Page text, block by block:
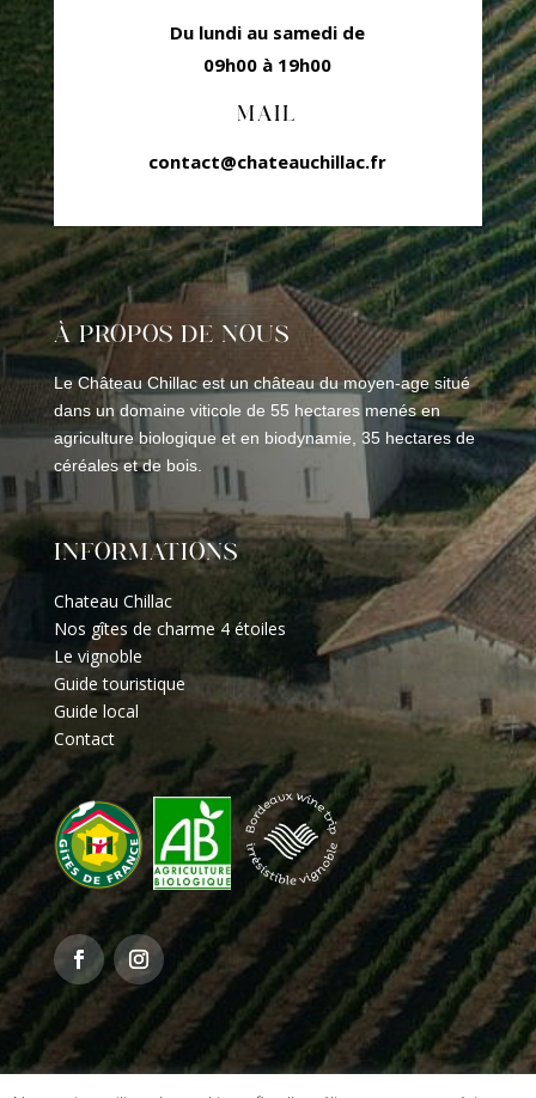
Du lundi au samedi de
09h00 à 19h00
MAIL
contact@chateauchillac.fr
À PROPOS DE NOUS
Le Château Chillac est un château du moyen-age situé
dans un domaine viticole de 55 hectares menés en
agriculture biologique et en biodynamie, 35 hectares de
céréales et de bois.
INFORMATIONS
Chateau Chillac
Nos gîtes de charme 4 étoiles
Le vignoble
Guide touristique
Guide local
Contact